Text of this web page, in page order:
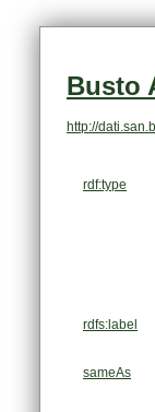
Busto
http://
rdf:type
rdfs:label
sameAs